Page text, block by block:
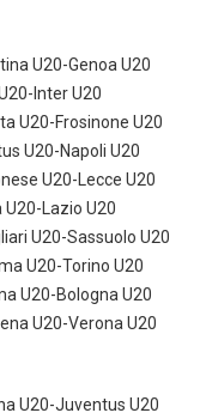
U20-Genoa U20
Inter U20
U20-Frosinone U20
U20-Napoli U20
U20-Lecce U20
Lazio U20
U20-Sassuolo U20
U20-Torino U20
U20-Bologna U20
U20-Verona U20
U20-Juventus U20